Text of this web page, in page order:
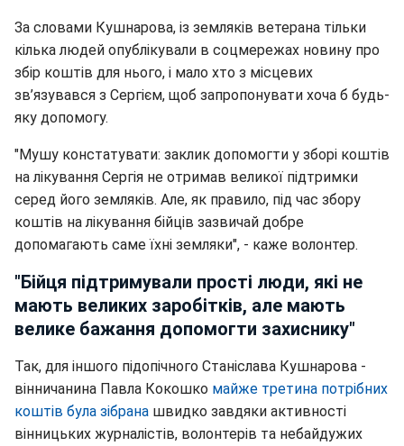
За словами Кушнарова, із земляків ветерана тільки
кілька людей опублікували в соцмережах новину про
збір коштів для нього, і мало хто з місцевих
зв’язувався з Сергієм, щоб запропонувати хоча б будь-
яку допомогу.
"Мушу констатувати: заклик допомогти у зборі коштів
на лікування Сергія не отримав великої підтримки
серед його земляків. Але, як правило, під час збору
коштів на лікування бійців зазвичай добре
допомагають саме їхні земляки", - каже волонтер.
"Бійця підтримували прості люди, які не
мають великих заробітків, але мають
велике бажання допомогти захиснику"
Так, для іншого підопічного Станіслава Кушнарова -
вінничанина Павла Кокошко майже третина потрібних
коштів була зібрана швидко завдяки активності
вінницьких журналістів, волонтерів та небайдужих